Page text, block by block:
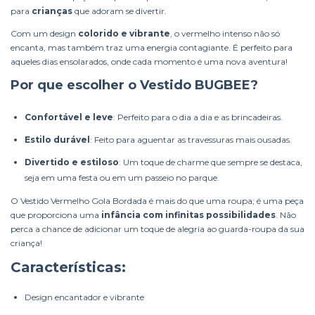
para crianças que adoram se divertir.
Com um design colorido e vibrante, o vermelho intenso não só
encanta, mas também traz uma energia contagiante. É perfeito para
aqueles dias ensolarados, onde cada momento é uma nova aventura!
Por que escolher o Vestido BUGBEE?
Confortável e leve: Perfeito para o dia a dia e as brincadeiras.
Estilo durável : Feito para aguentar as travessuras mais ousadas.
Divertido e estiloso: Um toque de charme que sempre se destaca,
seja em uma festa ou em um passeio no parque.
O Vestido Vermelho Gola Bordada é mais do que uma roupa; é uma peça
que proporciona uma infância com infinitas possibilidades . Não
perca a chance de adicionar um toque de alegria ao guarda-roupa da sua
criança!
Características:
Design encantador e vibrante